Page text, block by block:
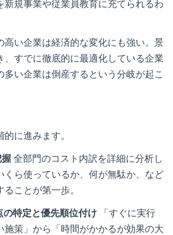
新規事業や従業員教育に充てられるわ
高い企業は経済的な変化にも強い。景
、すでに徹底的に最適化している企業
多い企業は倒産するという分岐が起こ
に進みます。
全部門のコスト内訳を詳細に分析し
くら使っているか、何が無駄か、など
ことが第一歩。
特定と優先順位付け 「すぐに実行
施策」から「時間がかかるが効果の大